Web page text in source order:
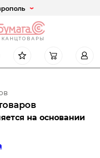
КАНЦТОВАРЫ
на основании